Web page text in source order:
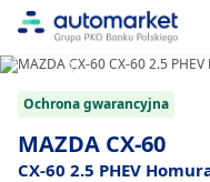
Ochrona gwarancyjna
MAZDA CX-60
CX-60 2.5 PHEV